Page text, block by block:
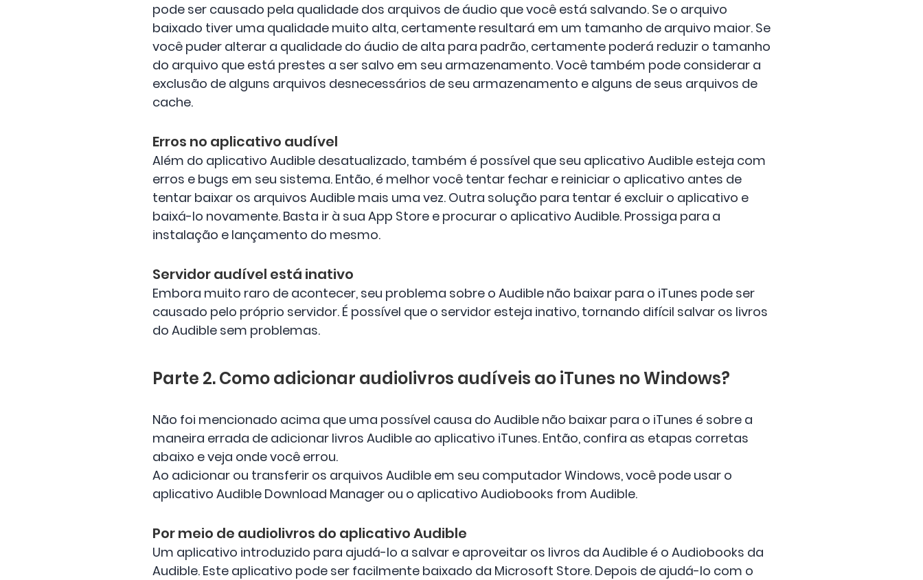
pode ser causado pela qualidade dos arquivos de áudio que você está salvando. Se o arquivo
baixado tiver uma qualidade muito alta, certamente resultará em um tamanho de arquivo maior. Se
você puder alterar a qualidade do áudio de alta para padrão, certamente poderá reduzir o tamanho
do arquivo que está prestes a ser salvo em seu armazenamento. Você também pode considerar a
exclusão de alguns arquivos desnecessários de seu armazenamento e alguns de seus arquivos de
cache.
Erros no aplicativo audível
Além do aplicativo Audible desatualizado, também é possível que seu aplicativo Audible esteja com
erros e bugs em seu sistema. Então, é melhor você tentar fechar e reiniciar o aplicativo antes de
tentar baixar os arquivos Audible mais uma vez. Outra solução para tentar é excluir o aplicativo e
baixá-lo novamente. Basta ir à sua App Store e procurar o aplicativo Audible. Prossiga para a
instalação e lançamento do mesmo.
Servidor audível está inativo
Embora muito raro de acontecer, seu problema sobre o Audible não baixar para o iTunes pode ser
causado pelo próprio servidor. É possível que o servidor esteja inativo, tornando difícil salvar os livros
do Audible sem problemas.
Parte 2. Como adicionar audiolivros audíveis ao iTunes no Windows?
Não foi mencionado acima que uma possível causa do Audible não baixar para o iTunes é sobre a
maneira errada de adicionar livros Audible ao aplicativo iTunes. Então, confira as etapas corretas
abaixo e veja onde você errou.
Ao adicionar ou transferir os arquivos Audible em seu computador Windows, você pode usar o
aplicativo Audible Download Manager ou o aplicativo Audiobooks from Audible.
Por meio de audiolivros do aplicativo Audible
Um aplicativo introduzido para ajudá-lo a salvar e aproveitar os livros da Audible é o Audiobooks da
Audible. Este aplicativo pode ser facilmente baixado da Microsoft Store. Depois de ajudá-lo com o